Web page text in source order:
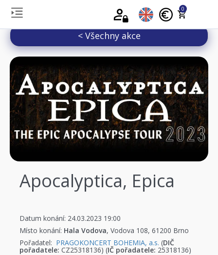
0
< Všechny akce
Apocalyptica, Epica
Datum konání: 24.03.2023 19:00
Místo konání: Hala Vodova, Vodova 108, 61200 Brno
Pořadatel: PRAGOKONCERT BOHEMIA, a.s. (DIČ
pořadatele: CZ25318136) (IČ pořadatele: 25318136)